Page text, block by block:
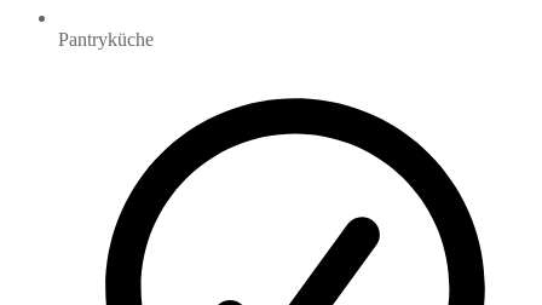
Pantryküche